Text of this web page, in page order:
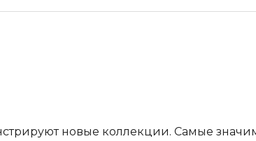
новые коллекции. Самые